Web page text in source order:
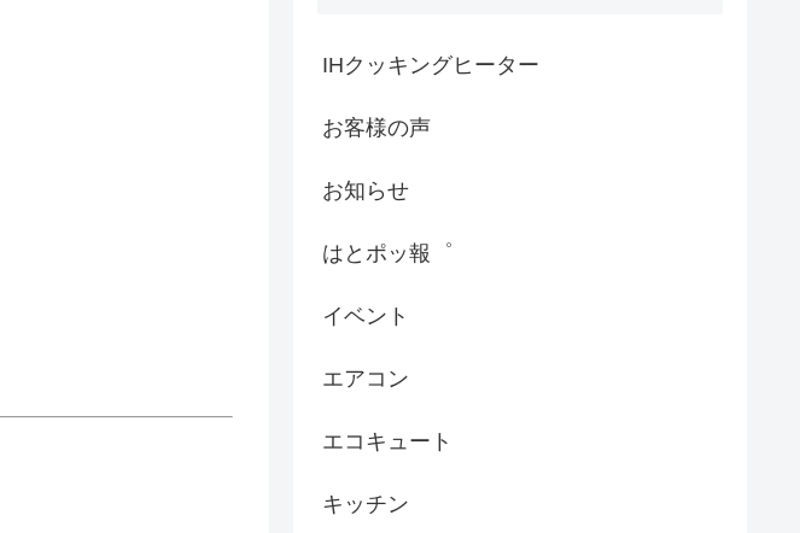
IHクッキングヒーター
お客様の声
お知らせ
はとポッ報゜
イベント
エアコン
エコキュート
キッチン